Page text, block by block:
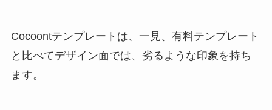
Cocoontテンプレートは、一見、有料テンプレート
と比べてデザイン面では、劣るような印象を持ち
ます。